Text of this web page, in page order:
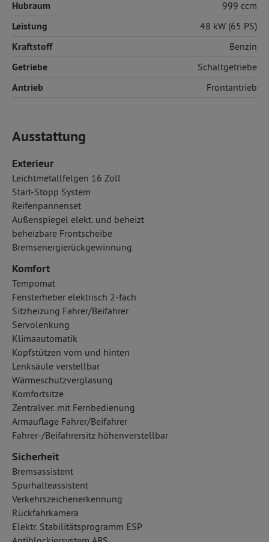
Hubraum 999 ccm
Leistung 48 kW (65 PS)
Kraftstoff Benzin
Getriebe Schaltgetriebe
Antrieb Frontantrieb
Ausstattung
Exterieur
Leichtmetallfelgen 16 Zoll
Start-Stopp System
Reifenpannenset
Außenspiegel elekt. und beheizt
beheizbare Frontscheibe
Bremsenergierückgewinnung
Komfort
Tempomat
Fensterheber elektrisch 2-fach
Sitzheizung Fahrer/Beifahrer
Servolenkung
Klimaautomatik
Kopfstützen vorn und hinten
Lenksäule verstellbar
Wärmeschutzverglasung
Komfortsitze
Zentralver. mit Fernbedienung
Armauflage Fahrer/Beifahrer
Fahrer-/Beifahrersitz höhenverstellbar
Sicherheit
Bremsassistent
Spurhalteassistent
Verkehrszeichenerkennung
Rückfahrkamera
Elektr. Stabilitätsprogramm ESP